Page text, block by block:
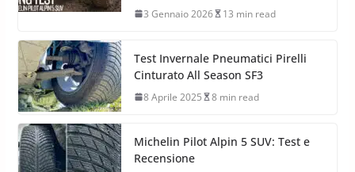
3 Gennaio 2026 13 min read
Test Invernale Pneumatici Pirelli
Cinturato All Season SF3
8 Aprile 2025 8 min read
Michelin Pilot Alpin 5 SUV: Test e
Recensione